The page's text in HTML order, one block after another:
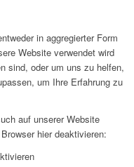
in aggregierter Form
Website verwendet wird
sind, oder um uns zu helfen,
um Ihre Erfahrung zu
auf unserer Website
hier deaktivieren: